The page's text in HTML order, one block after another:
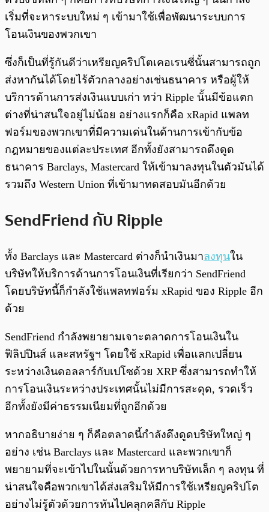
เริ่มที่จะหาระบบใหม่ ๆ เข้ามาใช้เพื่อพัฒนาระบบการ
โอนเงินของพวกเขา
ซึ่งก็เป็นที่รู้กันดีว่าเหรียญคริปโตเคอเรนซี่นั้นสามารถถูก
ส่งหากันได้โดยไร้ตัวกลางอย่างเช่นธนาคาร หรือผู้ให้
บริการด้านการส่งเงินแบบเก่า ทว่า Ripple นั้นมีข้อแตก
ต่างที่น่าสนใจอยู่ไม่น้อย อย่างแรกก็คือ xRapid แพลท
ฟอร์มของพวกเขาที่มีความเด่นในด้านการเข้ากับข้อ
กฎหมายของแต่ละประเทศ อีกทั้งยังสามารถดึงดูด
ธนาคาร Barclays, Mastercard ให้เข้ามาลงทุนในตัวมันได้
รวมถึง Western Union ที่เข้ามาทดสอบมันอีกด้วย
SendFriend กับ Ripple
ทั้ง Barclays และ Mastercard ต่างก็นำเงินมาลงทุนใน
บริษัทให้บริการด้านการโอนเงินที่เรียกว่า SendFriend
โดยบริษัทนี้ก็กำลังใช้แพลทฟอร์ม xRapid ของ Ripple อีก
ด้วย
SendFriend กำลังพยายามเจาะตลาดการโอนเงินใน
ฟิลิปปินส์ และสหรัฐฯ โดยใช้ xRapid เพื่อแลกเปลี่ยน
ระหว่างเงินดอลลาร์กับเปโซด้วย XRP ซึ่งสามารถทำให้
การโอนเงินระหว่างประเทศนั้นไม่มีการสะดุด, รวดเร็ว
อีกทั้งยังมีค่าธรรมเนียมที่ถูกอีกด้วย
หากอธิบายง่าย ๆ ก็คือตลาดนี้กำลังดึงดูดบริษัทใหญ่ ๆ
อย่าง เช่น Barclays และ Mastercard และพวกเขาก็
พยายามที่จะเข้าไปในนั้นด้วยการหาบริษัทเล็ก ๆ ลงทุน ที่
น่าสนใจคือพวกเขาได้ส่งเสริมให้มีการใช้เหรียญคริปโต
อย่างไม่รู้ตัวด้วยการหันไปคลุกคลีกับ Ripple